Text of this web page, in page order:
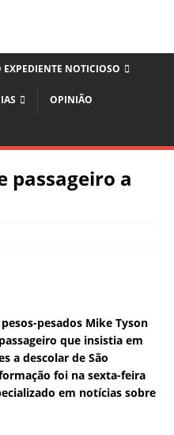
EXPEDIENTE NOTICIOSO
OPINIÃO
passageiro a
pesados Mike Tyson
que insistia em
a descolar de São
foi na sexta-feira
em notícias sobre